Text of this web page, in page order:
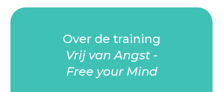
Over de training
Vrij van Angst -
Free your Mind